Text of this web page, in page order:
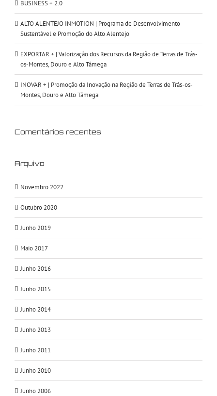
BUSINESS + 2.0
ALTO ALENTEJO INMOTION | Programa de Desenvolvimento
Sustentável e Promoção do Alto Alentejo
EXPORTAR + | Valorização dos Recursos da Região de Terras de Trás-
os-Montes, Douro e Alto Tâmega
INOVAR + | Promoção da Inovação na Região de Terras de Trás-os-
Montes, Douro e Alto Tâmega
Comentários recentes
Arquivo
Novembro 2022
Outubro 2020
Junho 2019
Maio 2017
Junho 2016
Junho 2015
Junho 2014
Junho 2013
Junho 2011
Junho 2010
Junho 2006